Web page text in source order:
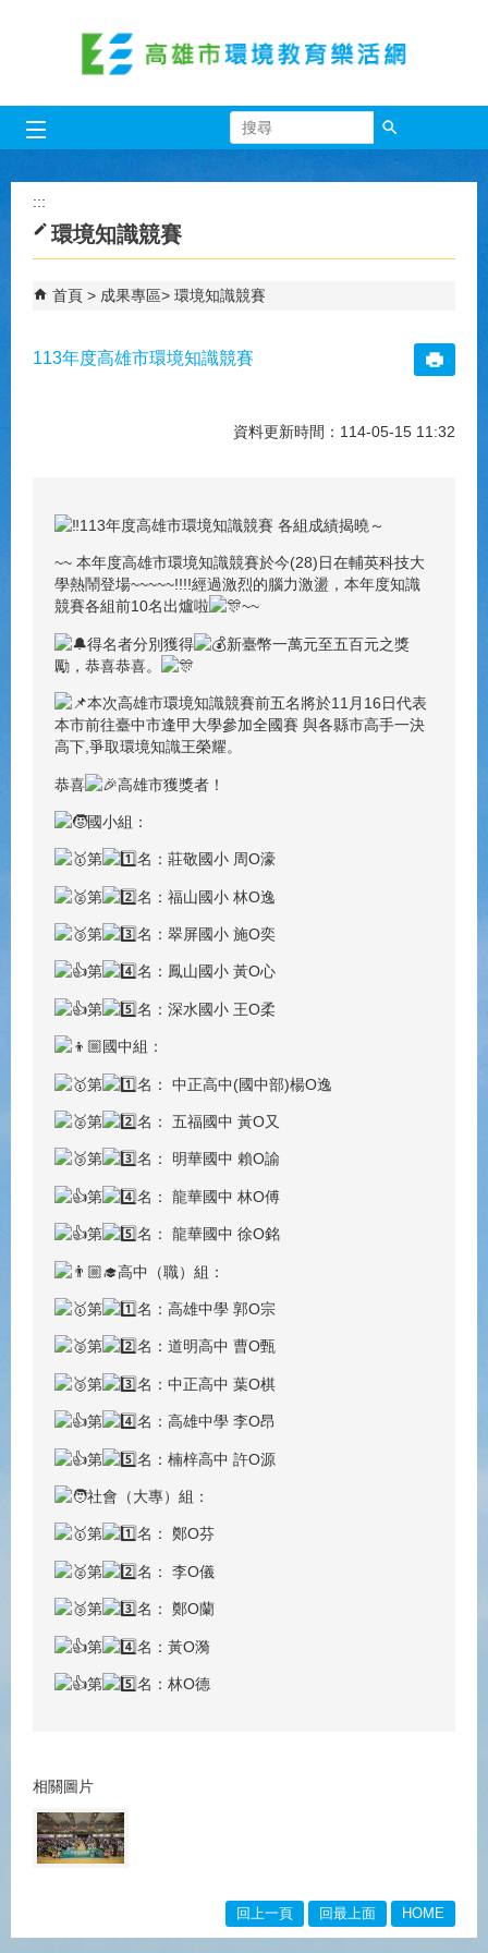
搜尋
:::
環境知識競賽
首頁 成果專區 環境知識競賽
113年度高雄市環境知識競賽
資料更新時間：114-05-15 11:32
113年度高雄市環境知識競賽 各組成績揭曉～
~~ 本年度高雄市環境知識競賽於今(28)日在輔英科技大
學熱鬧登場~~~~~!!!!經過激烈的腦力激盪，本年度知識
競賽各組前10名出爐啦
~~
得名者分別獲得
新臺幣一萬元至五百元之獎
勵，恭喜恭喜。
本次高雄市環境知識競賽前五名將於11月16日代表
本市前往臺中市逢甲大學參加全國賽 與各縣市高手一決
高下,爭取環境知識王榮耀。
恭喜 高雄市獲獎者！
國小組：
第 名：莊敬國小 周O濠
第 名：福山國小 林O逸
第 名：翠屏國小 施O奕
第 名：鳳山國小 黃O心
第 名：深水國小 王O柔
國中組：
第 名： 中正高中(國中部)楊O逸
第 名： 五福國中 黃O又
第 名： 明華國中 賴O諭
第 名： 龍華國中 林O傅
第 名： 龍華國中 徐O銘
高中（職）組：
第 名：高雄中學 郭O宗
第 名：道明高中 曹O甄
第 名：中正高中 葉O棋
第 名：高雄中學 李O昂
第 名：楠梓高中 許O源
社會（大專）組：
第 名： 鄭O芬
第 名： 李O儀
第 名： 鄭O蘭
第 名：黃O漪
第 名：林O德
相關圖片
回上一頁 回最上面 HOME